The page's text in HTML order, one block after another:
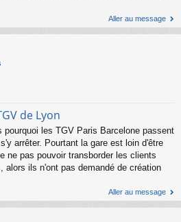
Aller au message
de Lyon
pourquoi les TGV Paris Barcelone passent
arrêter. Pourtant la gare est loin d'être
ne pas pouvoir transborder les clients
alors ils n'ont pas demandé de création
Aller au message